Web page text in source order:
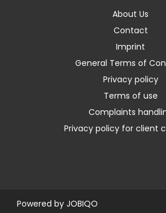
About Us
Contact
Imprint
General Terms of
Privacy policy
Terms of use
Complaints
Privacy policy for client
Powered by JOBIQO